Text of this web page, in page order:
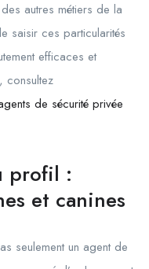
autres métiers de la
saisir ces particularités
efficaces et
consultez
de sécurité privée
profil :
et canines
seulement un agent de